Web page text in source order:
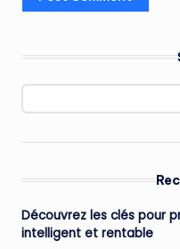
Découvrez les clés pour
intelligent et rentable